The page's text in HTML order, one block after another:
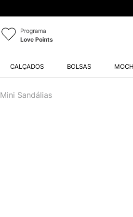
Programa
Love Points
CALÇADOS BOLSAS
Mini Sandálias